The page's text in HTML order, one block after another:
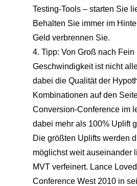
Testing-Tools – starten Sie
Behalten Sie immer im
Geld verbrennen Sie.
4. Tipp: Von Groß nach
Geschwindigkeit ist nicht
dabei die Qualität der
Kombinationen auf den
Conversion-Conference im
dabei mehr als 100% Uplift
Die größten Uplifts werden
möglichst weit auseinander
MVT verfeinert. Lance
Conference West 2010 in